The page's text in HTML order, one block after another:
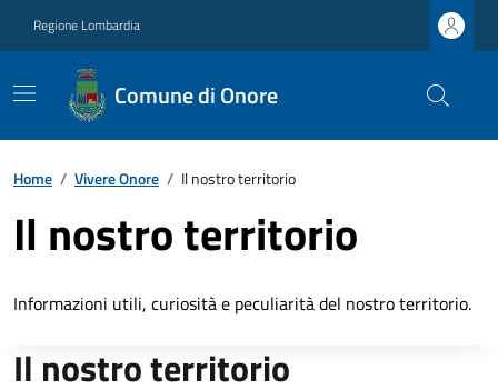
Regione Lombardia
Comune di Onore
Home / Vivere Onore / Il nostro territorio
Il nostro territorio
Informazioni utili, curiosità e peculiarità del nostro territorio.
Il nostro territorio